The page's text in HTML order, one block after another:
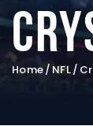
Home NFL